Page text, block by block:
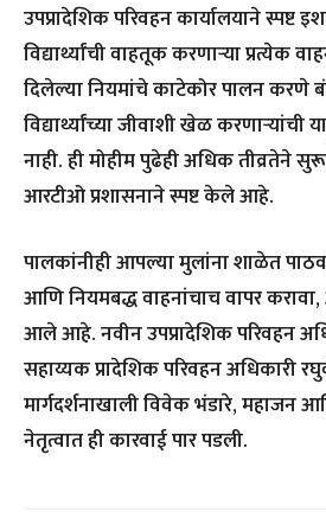
उपप्रादेशिक परिवहन कार्यालयाने स्पष्ट
विद्यार्थ्यांची वाहतूक करणाऱ्या प्रत्येक
दिलेल्या नियमांचे काटेकोर पालन
विद्यार्थ्यांच्या जीवाशी खेळ
नाही. ही मोहीम पुढेही अधिक तीव्रतेने
आरटीओ प्रशासनाने स्पष्ट केले आहे.
पालकांनीही आपल्या मुलांना शाळेत
आणि नियमबद्ध वाहनांचाच वापर
आले आहे. नवीन उपप्रादेशिक परिवहन
सहाय्यक प्रादेशिक परिवहन अधिकारी
मार्गदर्शनाखाली विवेक भंडारे, महाजन
नेतृत्वात ही कारवाई पार पडली.